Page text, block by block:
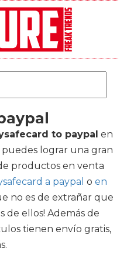
to paypal en
lograr una gran
productos en venta
a paypal o en
no es de extrañar que
de ellos! Además de
tienen envío gratis,